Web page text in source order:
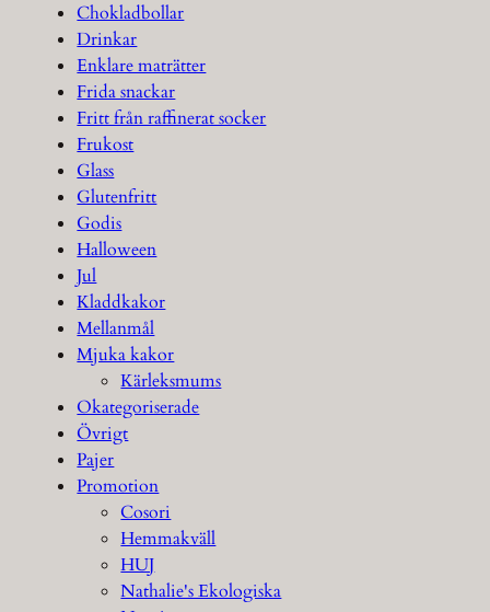
Chokladbollar
Drinkar
Enklare maträtter
Frida snackar
Fritt från raffinerat socker
Frukost
Glass
Glutenfritt
Godis
Halloween
Jul
Kladdkakor
Mellanmål
Mjuka kakor
Kärleksmums
Okategoriserade
Övrigt
Pajer
Promotion
Cosori
Hemmakväll
HUJ
Nathalie's Ekologiska